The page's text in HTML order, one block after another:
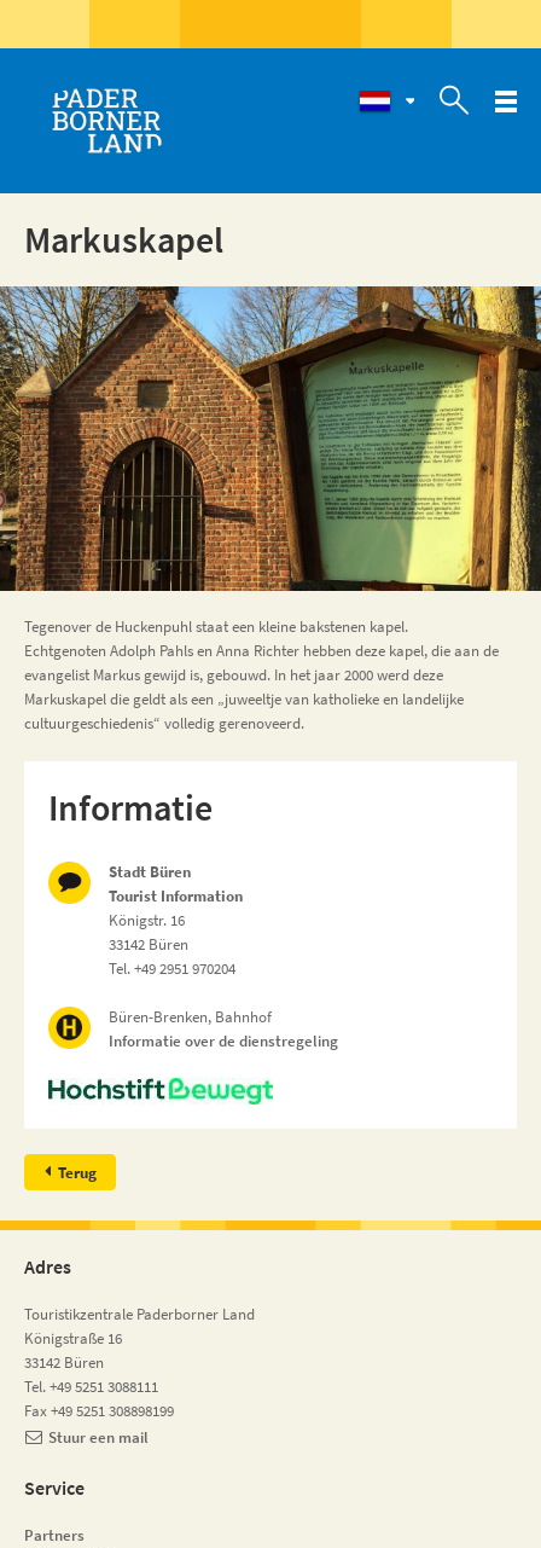

Markuskapel
Tegenover de Huckenpuhl staat een kleine bakstenen kapel.
Echtgenoten Adolph Pahls en Anna Richter hebben deze kapel, die aan de
evangelist Markus gewijd is, gebouwd. In het jaar 2000 werd deze
Markuskapel die geldt als een „juweeltje van katholieke en landelijke
cultuurgeschiedenis“ volledig gerenoveerd.
Informatie
Stadt Büren
Tourist Information
Königstr. 16
33142 Büren
Tel. +49 2951 970204
Büren-Brenken, Bahnhof
Informatie over de dienstregeling
Terug
Adres
Touristikzentrale Paderborner Land
Königstraße 16
33142 Büren
Tel. +49 5251 3088111
Fax +49 5251 308898199
Stuur een mail
Service
Partners